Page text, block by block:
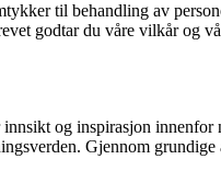
til behandling av
godtar du våre vilkår og
og inspirasjon
Gjennom